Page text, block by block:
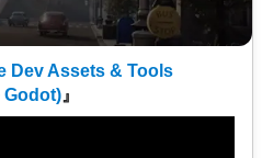
Dev Assets & Tools
Godot) 』